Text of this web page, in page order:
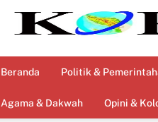
Beranda Politik &
Agama & Dakwah Opini &